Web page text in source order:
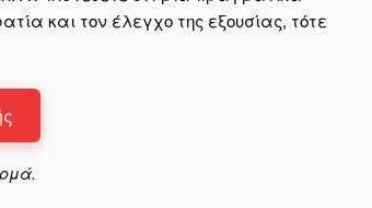
και τον έλεγχο της εξουσίας, τότε